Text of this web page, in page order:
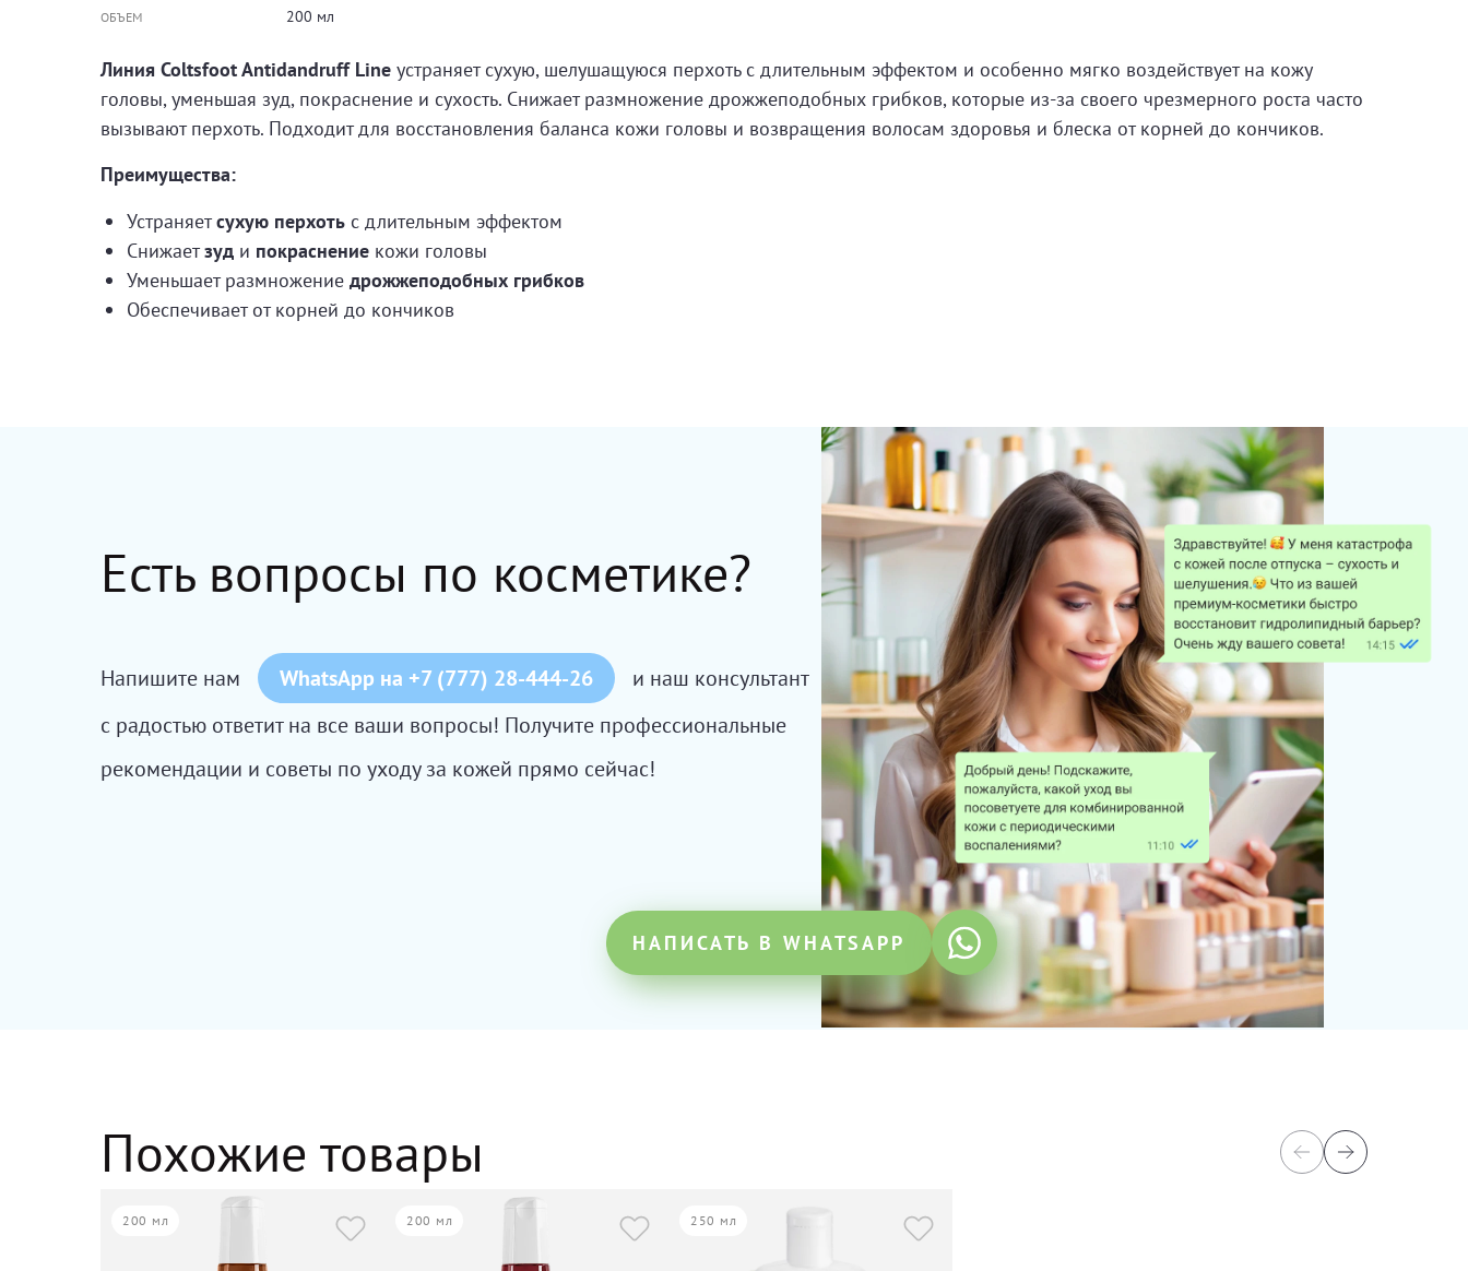
ОБЪЕМ 200 мл
Линия Coltsfoot Antidandruff Line устраняет сухую, шелушащуюся перхоть с длительным эффектом и особенно мягко воздействует на кожу
головы, уменьшая зуд, покраснение и сухость. Снижает размножение дрожжеподобных грибков, которые из-за своего чрезмерного роста часто
вызывают перхоть. Подходит для восстановления баланса кожи головы и возвращения волосам здоровья и блеска от корней до кончиков.
Преимущества:
Устраняетсухую перхоть с длительным эффектом
Снижаетзуд и покраснение кожи головы
Уменьшает размножение дрожжеподобных грибков
Обеспечиваетот корней до кончиков
Есть вопросы по косметике?
Напишите нам WhatsApp на +7 (777) 28-444-26
и наш консультант
с радостью ответит на все ваши вопросы! Получите профессиональные
рекомендации и советы по уходу за кожей прямо сейчас!
НАПИСАТЬ В WHATSAPP
Похожие товары
200 мл 200 мл 250 мл